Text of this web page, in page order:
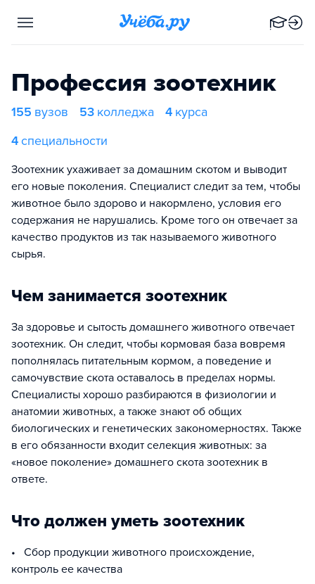
Профессия зоотехник
155 вузов 53 колледжа 4 курса
4специальности
Зоотехник ухаживает за домашним скотом и выводит
его новые поколения. Специалист следит за тем, чтобы
животное было здорово и накормлено, условия его
содержания не нарушались. Кроме того он отвечает за
качество продуктов из так называемого животного
сырья.
Чем занимается зоотехник
За здоровье и сытость домашнего животного отвечает
зоотехник. Он следит, чтобы кормовая база вовремя
пополнялась питательным кормом, а поведение и
самочувствие скота оставалось в пределах нормы.
Специалисты хорошо разбираются в физиологии и
анатомии животных, а также знают об общих
биологических и генетических закономерностях. Также
в его обязанности входит селекция животных: за
«новое поколение» домашнего скота зоотехник в
ответе.
Что должен уметь зоотехник
• Сбор продукции животного происхождение,
контроль ее качества